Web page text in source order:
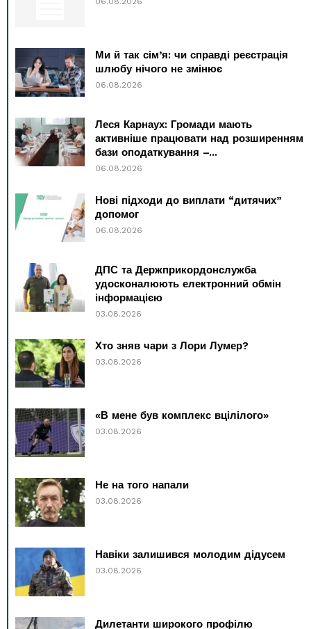
Ми й так сім’я: чи справді реєстрація
шлюбу нічого не змінює
06.08.2026
Леся Карнаух: Громади мають
активніше працювати над розширенням
бази оподаткування –...
06.08.2026
Нові підходи до виплати “дитячих”
допомог
06.08.2026
ДПС та Держприкордонслужба
удосконалюють електронний обмін
інформацією
03.08.2026
Хто зняв чари з Лори Лумер?
03.08.2026
«В мене був комплекс вцілілого»
03.08.2026
Не на того напали
03.08.2026
Навіки залишився молодим дідусем
03.08.2026
Дилетанти широкого профілю